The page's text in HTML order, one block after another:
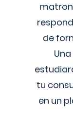
de
tu
en un